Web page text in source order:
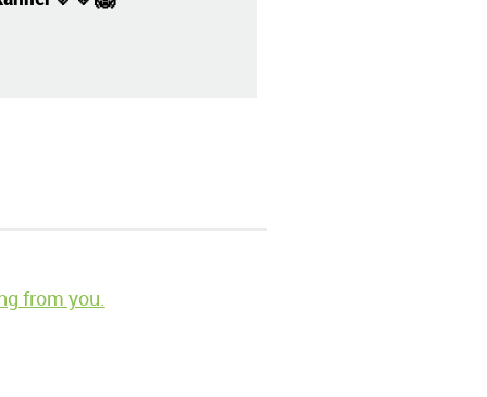
from you.